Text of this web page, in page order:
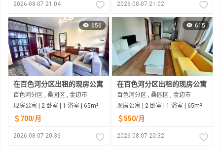
2026-08-07 21:04 2026-08-07 21:02
656
在百色河分区出租的现房公寓
百色河分区 , 桑园区 , 金边市
现房公寓 | 2 卧室 | 1 浴室 | 65m²
＄700/月
2026-08-07 20:36
615
在百色河分区出租的现房公寓
百色河分区 , 桑园区 , 金边市
现房公寓 | 2 卧室 | 1 浴室 | 65m²
＄550/月
2026-08-07 20:32